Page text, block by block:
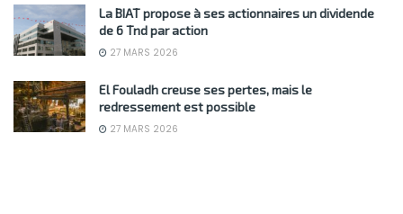
La BIAT propose à ses actionnaires un dividende
de 6 Tnd par action
27 MARS 2026
El Fouladh creuse ses pertes, mais le
redressement est possible
27 MARS 2026